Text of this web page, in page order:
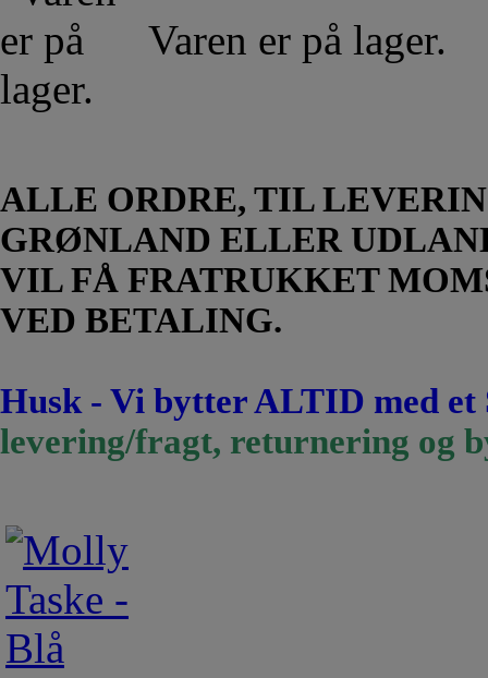
Varen er på lager.
ALLE ORDRE, TIL
GRØNLAND ELLER
VIL FÅ FRATRUKKET
VED BETALING.
Husk - Vi bytter ALTID med
levering/fragt, returnering og